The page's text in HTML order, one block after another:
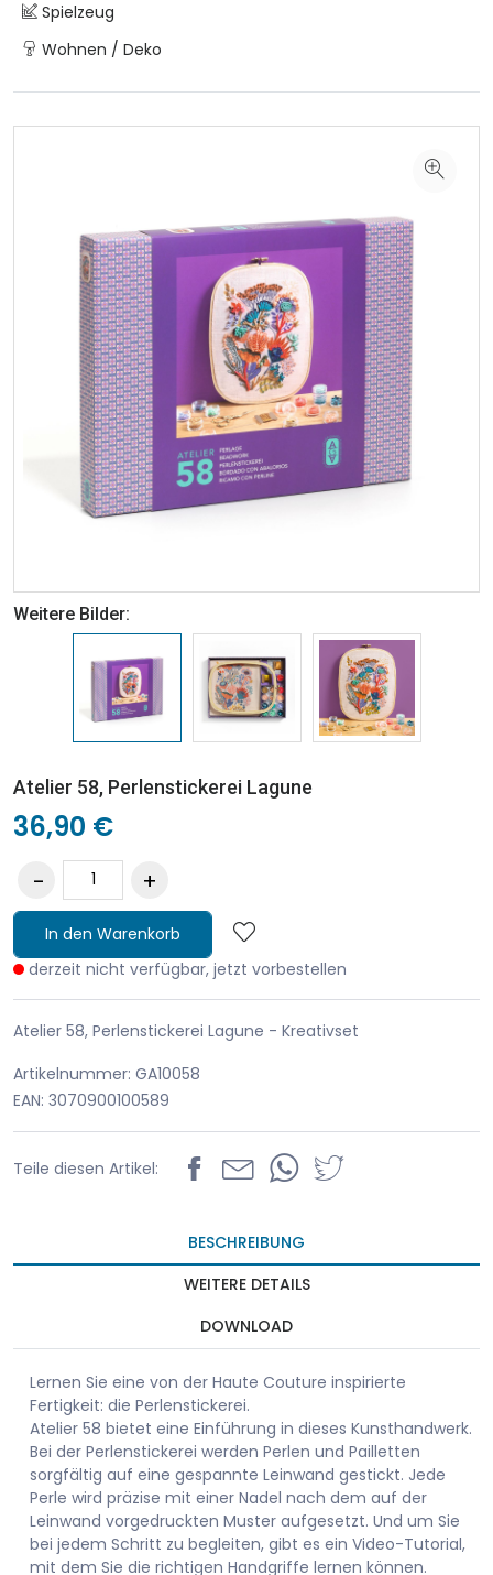
Spielzeug
Wohnen / Deko
Weitere Bilder:
Atelier 58, Perlenstickerei Lagune
36,90 €
In den Warenkorb
derzeit nicht verfügbar, jetzt vorbestellen
Atelier 58, Perlenstickerei Lagune - Kreativset
Artikelnummer: GA10058
EAN: 3070900100589
Teile diesen Artikel:
BESCHREIBUNG
WEITERE DETAILS
DOWNLOAD
Lernen Sie eine von der Haute Couture inspirierte
Fertigkeit: die Perlenstickerei.
Atelier 58 bietet eine Einführung in dieses Kunsthandwerk.
Bei der Perlenstickerei werden Perlen und Pailletten
sorgfältig auf eine gespannte Leinwand gestickt. Jede
Perle wird präzise mit einer Nadel nach dem auf der
Leinwand vorgedruckten Muster aufgesetzt. Und um Sie
bei jedem Schritt zu begleiten, gibt es ein Video-Tutorial,
mit dem Sie die richtigen Handgriffe lernen können.